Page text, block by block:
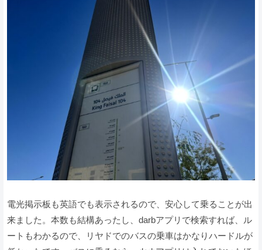
電光掲示板も英語でも表示されるので、安心して乗ることが出
来ました。本数も結構あったし、darbアプリで検索すれば、ル
ートもわかるので、リヤドでのバスの乗車はかなりハードルが